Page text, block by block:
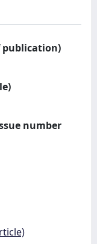
publication)
number